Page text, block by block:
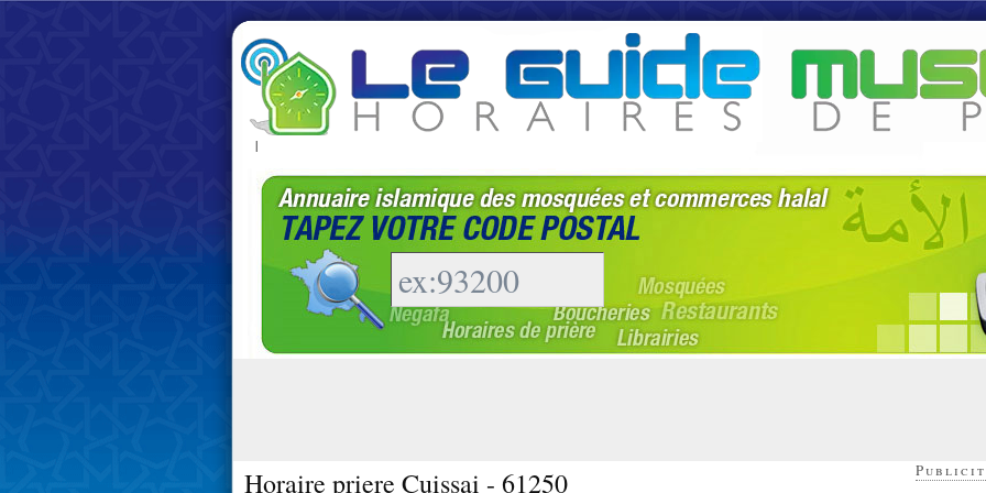
|
Horaire priere Cuissai - 61250